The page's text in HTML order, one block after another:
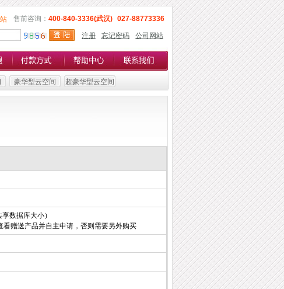
售前咨询： 400-840-3336(武汉) 027-88773336
注册
忘记密码 公司网站
豪华型云空间 超豪华型云空间
数据库大小）
赠送产品并自主申请，否则需要另外购买